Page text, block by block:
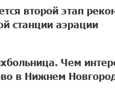
второй этап
станции аэрации
Чем
в Нижнем